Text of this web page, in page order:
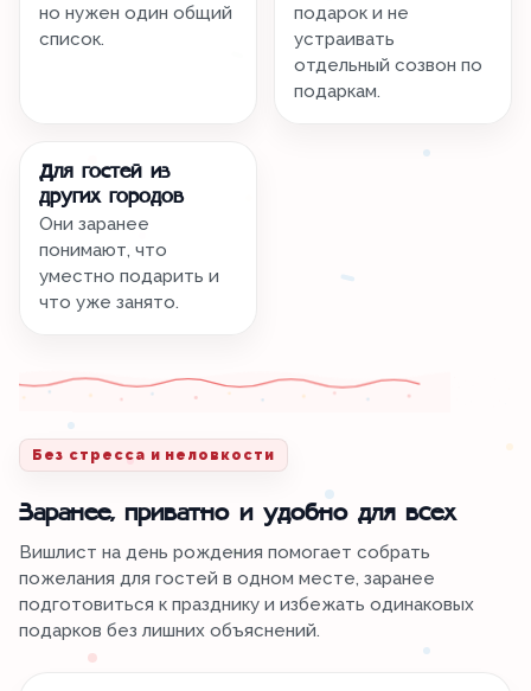
но нужен один общий
список.
подарок и не
устраивать
отдельный созвон по
подаркам.
Для гостей из
других городов
Они заранее
понимают, что
уместно подарить и
что уже занято.
Без стресса и неловкости
Заранее, приватно и удобно для всех
Вишлист на день рождения помогает собрать
пожелания для гостей в одном месте, заранее
подготовиться к празднику и избежать одинаковых
подарков без лишних объяснений.